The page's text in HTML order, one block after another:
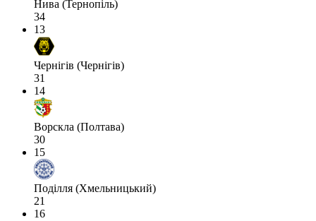
Нива (Тернопіль)
34
13
Чернігів (Чернігів)
31
14
Ворскла (Полтава)
30
15
Поділля (Хмельницький)
21
16